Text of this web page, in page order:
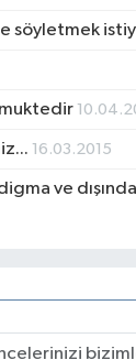
söyletmek
16.03.2015
ve